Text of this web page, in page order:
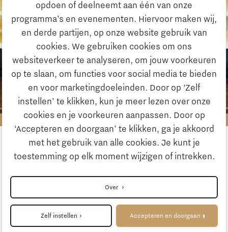
opdoen of deelneemt aan één van onze
programma’s en evenementen. Hiervoor maken wij,
en derde partijen, op onze website gebruik van
cookies. We gebruiken cookies om ons
websiteverkeer te analyseren, om jouw voorkeuren
op te slaan, om functies voor social media te bieden
en voor marketingdoeleinden. Door op ‘Zelf
instellen’ te klikken, kun je meer lezen over onze
cookies en je voorkeuren aanpassen. Door op
‘Accepteren en doorgaan’ te klikken, ga je akkoord
met het gebruik van alle cookies. Je kunt je
toestemming op elk moment wijzigen of intrekken.
Over
Zelf instellen Accepteren en doorgaan
Cookieinstellingen